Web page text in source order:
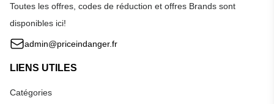
Toutes les offres, codes de réduction et offres Brands sont
disponibles ici!
admin@priceindanger.fr
LIENS UTILES
Catégories